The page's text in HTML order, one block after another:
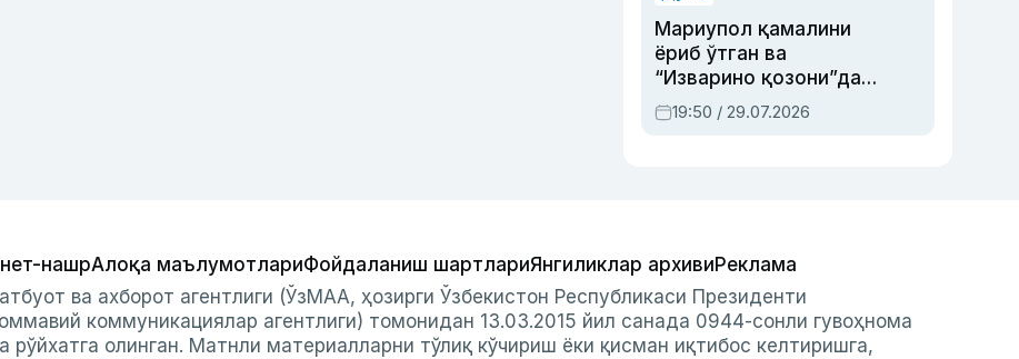
Мариупол қамалини
ёриб ўтган ва
“Изварино қозони”дан
чиққан қаҳрамон —
Украина армияси бош
19:50 / 29.07.2026
нашрАлоқа маълумотлариФойдаланиш шартлариЯнгиликлар архивиРеклама
ва ахборот агентлиги (ЎзМАА, ҳозирги Ўзбекистон Республикаси Президенти
коммуникациялар агентлиги) томонидан 13.03.2015 йил санада 0944-сонли гувоҳнома
олинган. Матнли материалларни тўлиқ кўчириш ёки қисман иқтибос келтиришга,